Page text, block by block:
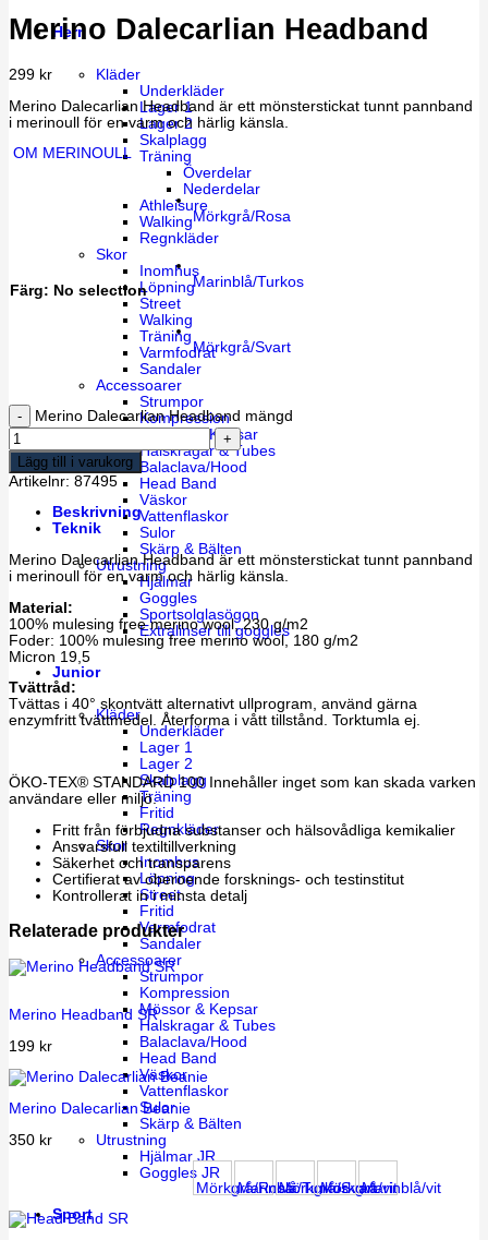
Herr
Kläder
Underkläder
Lager 1
Lager 2
Skalplagg
Träning
Överdelar
Nederdelar
Athleisure
Walking
Regnkläder
Skor
Inomhus
Löpning
Street
Walking
Träning
Varmfodrat
Sandaler
Accessoarer
Strumpor
Kompression
Mössor & Kepsar
Halskragar & Tubes
Balaclava/Hood
Head Band
Väskor
Vattenflaskor
Sulor
Skärp & Bälten
Utrustning
Hjälmar
Goggles
Sportsolglasögon
Extralinser till goggles
Junior
Kläder
Underkläder
Lager 1
Lager 2
Skalplagg
Träning
Fritid
Regnkläder
Skor
Inomhus
Löpning
Street
Fritid
Varmfodrat
Sandaler
Accessoarer
Strumpor
Kompression
Mössor & Kepsar
Halskragar & Tubes
Balaclava/Hood
Head Band
Väskor
Vattenflaskor
Sulor
Skärp & Bälten
Utrustning
Hjälmar JR
Goggles JR
Sport
Merino Dalecarlian Headband
299 kr
Merino Dalecarlian Headband är ett mönsterstickat tunnt pannband
i merinoull för en varm och härlig känsla.
OM MERINOULL
Färg: No selection
Mörkgrå/Rosa
Marinblå/Turkos
Mörkgrå/Svart
Merino Dalecarlian Headband mängd
Lägg till i varukorg
Artikelnr: 87495
Beskrivning
Teknik
Merino Dalecarlian Headband är ett mönsterstickat tunnt pannband
i merinoull för en varm och härlig känsla.
Material:
100% mulesing free merino wool, 230 g/m2
Foder: 100% mulesing free merino wool, 180 g/m2
Micron 19,5
Tvättråd:
Tvättas i 40° skontvätt alternativt ullprogram, använd gärna
enzymfritt tvättmedel. Återforma i vått tillstånd. Torktumla ej.
ÖKO-TEX® STANDARD 100 Innehåller inget som kan skada varken
användare eller miljö.
Fritt från förbjudna substanser och hälsovådliga kemikalier
Ansvarsfull textiltillverkning
Säkerhet och transparens
Certifierat av oberoende forsknings- och testinstitut
Kontrollerat in i minsta detalj
Relaterade produkter
Merino Headband SR
199 kr
Merino Dalecarlian Beanie
350 kr
Mörkgrå/Rosa
Marinblå/Turkos
Mörkgrå/Svart
Mörkgrå/vitMarinblå/vit